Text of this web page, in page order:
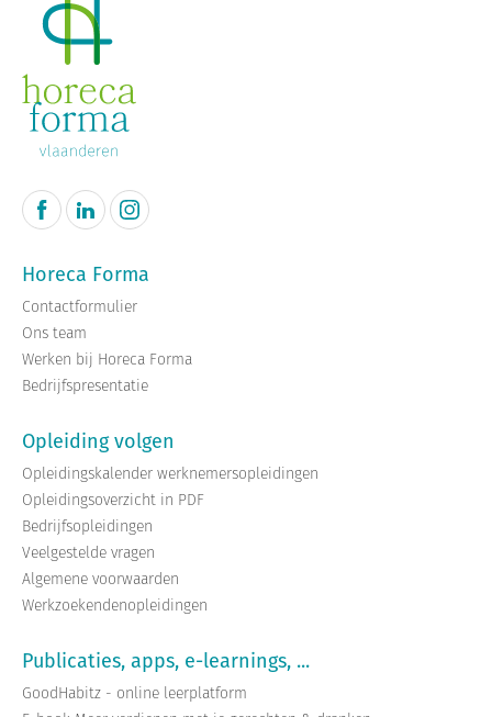
Horeca Forma
Contactformulier
Ons team
Werken bij Horeca Forma
Bedrijfspresentatie
Opleiding volgen
Opleidingskalender werknemersopleidingen
Opleidingsoverzicht in PDF
Bedrijfsopleidingen
Veelgestelde vragen
Algemene voorwaarden
Werkzoekendenopleidingen
Publicaties, apps, e-learnings, ...
GoodHabitz - online leerplatform